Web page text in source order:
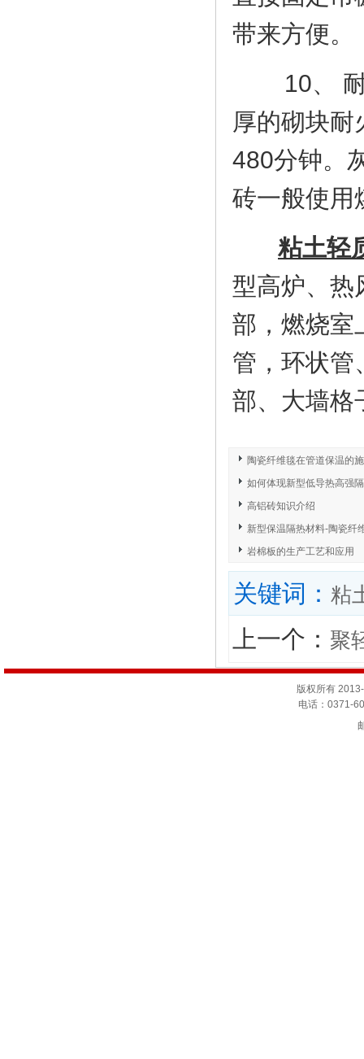
带来方
10、 耐
厚的砌块
480分钟。
砖一般使用
粘土轻
型高炉、热
部，燃烧室
管，环状管
部、大墙格
陶瓷纤维毯在管道保温的
如何体现新型低导热高强
高铝砖知识介绍
新型保温隔热材料-陶瓷纤
岩棉板的生产工艺和应用
关键词： 粘
上一个： 聚
版权所有
电话：0371-